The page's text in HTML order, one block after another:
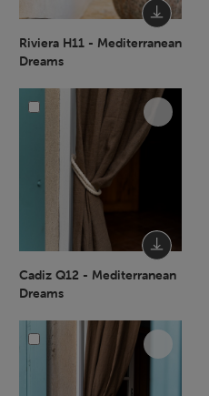
Riviera H11 - Mediterranean
Dreams
Cadiz Q12 - Mediterranean
Dreams